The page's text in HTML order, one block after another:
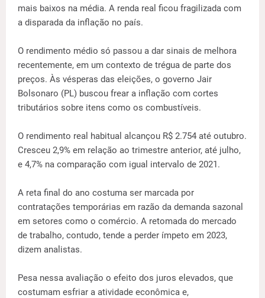
mais baixos na média. A renda real ficou fragilizada com
a disparada da inflação no país.
O rendimento médio só passou a dar sinais de melhora
recentemente, em um contexto de trégua de parte dos
preços. Às vésperas das eleições, o governo Jair
Bolsonaro (PL) buscou frear a inflação com cortes
tributários sobre itens como os combustíveis.
O rendimento real habitual alcançou R$ 2.754 até outubro.
Cresceu 2,9% em relação ao trimestre anterior, até julho,
e 4,7% na comparação com igual intervalo de 2021.
A reta final do ano costuma ser marcada por
contratações temporárias em razão da demanda sazonal
em setores como o comércio. A retomada do mercado
de trabalho, contudo, tende a perder ímpeto em 2023,
dizem analistas.
Pesa nessa avaliação o efeito dos juros elevados, que
costumam esfriar a atividade econômica e,